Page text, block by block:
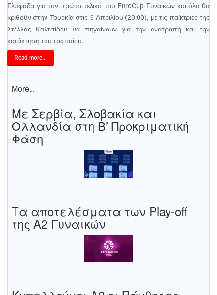
Γλυφάδα για τον πρώτο τελικό του EuroCup Γυναικών και όλα θα
κριθούν στην Τουρκία στις 9 Απριλίου (20:00), με τις παίκτριες της
Στέλλας Καλτσίδου να πηγαίνουν για την ανατροπή και την
κατάκτηση του τροπαίου.
Read more...
More...
Με Σερβία, Σλοβακία και
Ολλανδία στη Β’ Προκριματική
Φάση
Τα αποτελέσματα των Play-off
της Α2 Γυναικών